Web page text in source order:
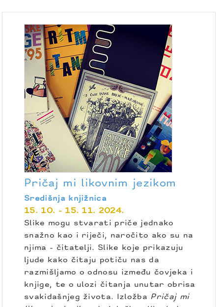
Pričaj mi likovnim jezikom
Središnja knjižnica
15. 10. - 15. 11. 2024.
Slike mogu stvarati priče jednako
snažno kao i riječi, naročito ako su na
njima - čitatelji. Slike koje prikazuju
ljude kako čitaju potiču nas da
razmišljamo o odnosu između čovjeka i
knjige, te o ulozi čitanja unutar obrisa
svakidašnjeg života. Izložba Pričaj mi